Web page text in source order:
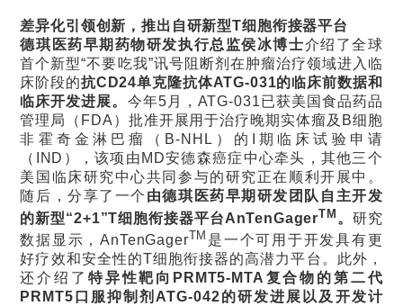
差异化引领创新，推出自研新型T细胞衔接器平台
德琪医药早期药物研发执行总监侯冰博士介绍了全球
首个新型“不要吃我”讯号阻断剂在肿瘤治疗领域进入临
床阶段的抗CD24单克隆抗体ATG-031的临床前数据和
临床开发进展。 今年5月，ATG-031已获美国食品药品
管理局（FDA）批准开展用于治疗晚期实体瘤及B细胞
非霍奇金淋巴瘤（B-NHL）的I期临床试验申请
（IND），该项由MD安德森癌症中心牵头，其他三个
美国临床研究中心共同参与的研究正在顺利开展中。
随后，分享了一个 由德琪医药早期研发团队自主开发
的新型“2+1”T细胞衔接器平台AnTenGagerTM 。 研究
数据显示，AnTenGagerTM 是一个可用于开发具有更
好疗效和安全性的T细胞衔接器的高潜力平台。此外，
还介绍了 特异性靶向PRMT5-MTA复合物的第二代
PRMT5口服抑制剂ATG-042的研发进展以及开发计